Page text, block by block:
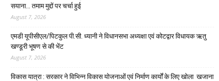
सयाना… तमाम मुद्दों पर चर्चा हुई
August 7, 2026
एमडी यूपीसीएल/पिटकुल पी.सी. ध्यानी ने विधानसभा अध्यक्षा एवं कोटद्वार विधायक ऋतु
खण्डूरी भूषण से की भेंट
August 7, 2026
विकास यात्रा : सरकार ने विभिन्न विकास योजनाओं एवं निर्माण कार्यों के लिए खोला खजाना